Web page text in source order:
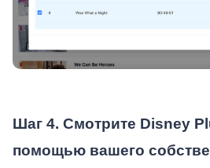
Шаг 4. Смотрите Disney
помощью вашего